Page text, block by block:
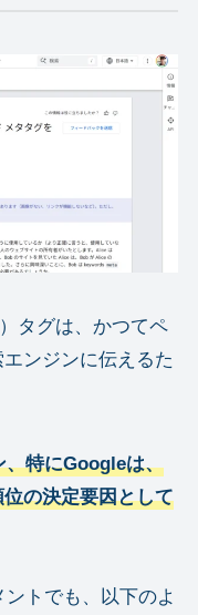
タグは、かつてペ
ンジンに伝えるた
、特にGoogleは、
の決定要因として
トでも、以下のよ